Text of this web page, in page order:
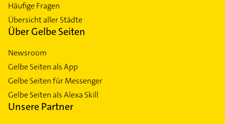
Häufige Fragen
Übersicht aller Städte
Über Gelbe Seiten
Newsroom
Gelbe Seiten als App
Gelbe Seiten für Messenger
Gelbe Seiten als Alexa Skill
Unsere Partner